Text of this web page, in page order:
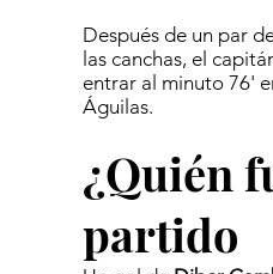
Después de un par
las canchas, el
entrar al minuto 76'
Águilas.
¿Quién
partido